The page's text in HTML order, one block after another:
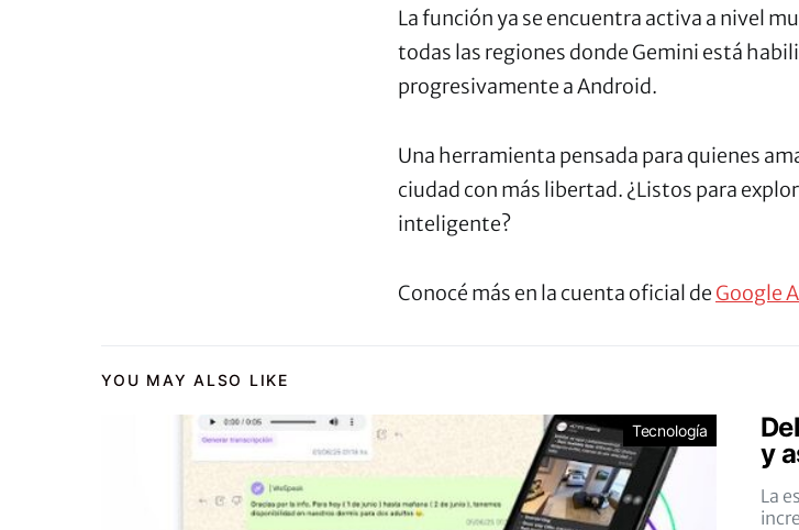
La función ya se encuentra activa a nivel
todas las regiones donde Gemini está
progresivamente a Android.
Una herramienta pensada para quienes
ciudad con más libertad. ¿Listos para
inteligente?
Conocé más en la cuenta oficial de Google
YOU MAY ALSO LIKE
Tecnología
y
La